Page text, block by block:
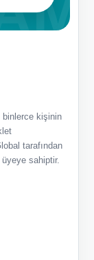
binlerce kişinin
tarafından
sahiptir.